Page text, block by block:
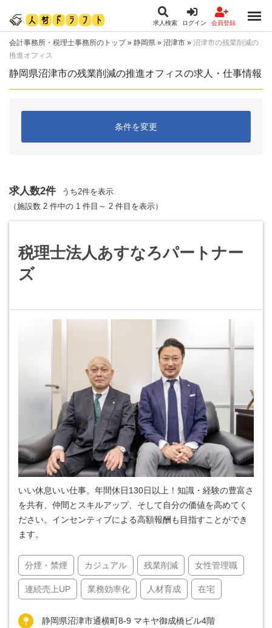
求人検索 ログイン 会員登録
会計事務所・税理士事務所のトップ» 静岡県 » 沼津市 » 沼津市の残業削減の
推進オフィス
静岡県沼津市の残業削減の推進オフィスの求人・仕事情報
条件を変更
求人数2件
うち2件を表示
（施設数 2 件中の 1 件目～ 2 件目を表示）
税理士法人あすなろパートナー
ズ
いい休息いい仕事。年間休日130日以上！知識・経験の豊富さ
を共有、仲間とスキルアップ、そして自分の価値を高めてく
ださい。インセンティブによる高額報酬も目指すことができ
ます。
分煙・禁煙 カジュアル 残業削減 女性管理職
連続売上UP 業務効率化 人材育成 在宅
静岡県沼津市通横町8-9 マキヤ御成橋ビル4階